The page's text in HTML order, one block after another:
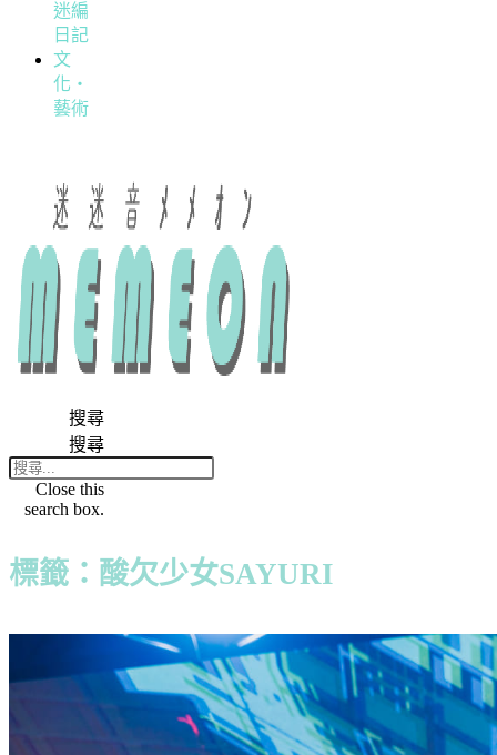
迷編
日記
文
化・
藝術
搜尋
搜尋
Close this
search box.
標籤：酸欠少女SAYURI